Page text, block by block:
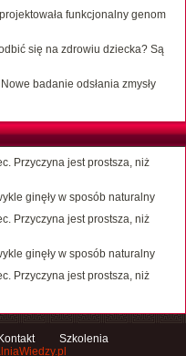
funkcjonalny genom
się na zdrowiu dziecka? Są
badanie odsłania zmysły
Przyczyna jest prostsza, niż
ginęły w sposób naturalny
Przyczyna jest prostsza, niż
ginęły w sposób naturalny
Przyczyna jest prostsza, niż
Kontakt
Szkolenia